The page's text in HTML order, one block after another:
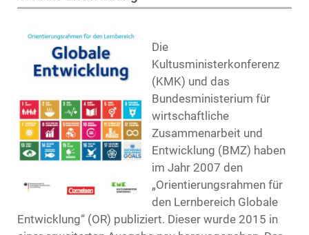
Die
Kultusministerkonferenz
(KMK) und das
Bundesministerium für
wirtschaftliche
Zusammenarbeit und
Entwicklung (BMZ) haben
im Jahr 2007 den
„Orientierungsrahmen für
den Lernbereich Globale
Entwicklung“ (OR) publiziert. Dieser wurde 2015 in